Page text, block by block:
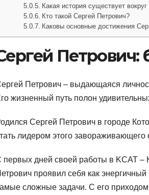
Какая история существует
Кто такой Сергей Петрович?
Каковы основные достижения
Петрович – выдающаяся
жизненный путь полон
Сергей Петрович в городе
лидером этого завораживающего
первых дней своей работы в KCAT –
проявил себя как
сложные задачи. С его